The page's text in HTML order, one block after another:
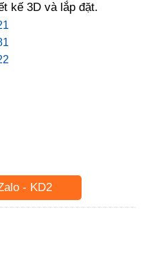
kế 3D và lắp đặt.
- KD2